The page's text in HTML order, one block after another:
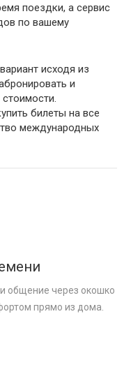
поездки, а сервис
по вашему
исходя из
и
билеты на все
международных
общение через окошко
прямо из дома.